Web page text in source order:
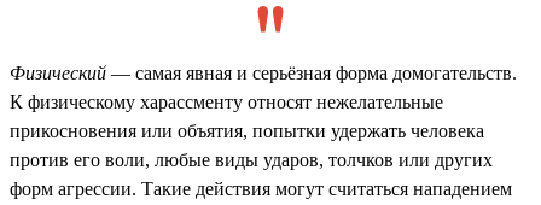
Физический — самая явная и серьёзная форма домогательств.
К физическому харассменту относят нежелательные
прикосновения или объятия, попытки удержать человека
против его воли, любые виды ударов, толчков или других
форм агрессии. Такие действия могут считаться нападением